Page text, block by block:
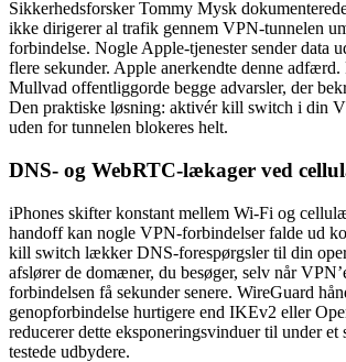
Sikkerhedsforsker Tommy Mysk
ikke dirigerer al trafik gennem VPN-tunnelen
forbindelse. Nogle Apple-tjenester sender data
flere sekunder. Apple anerkendte denne
Mullvad offentliggorde begge advarsler, der
Den praktiske løsning: aktivér kill switch i din
uden for tunnelen blokeres helt.
DNS- og WebRTC-lækager ved
iPhones skifter konstant mellem Wi-Fi og
handoff kan nogle VPN-forbindelser falde ud
kill switch lækker DNS-forespørgsler til din
afslører de domæner, du besøger, selv når
forbindelsen få sekunder senere. WireGuard
genopforbindelse hurtigere end IKEv2 eller
reducerer dette eksponeringsvinduer til under et
testede udbydere.